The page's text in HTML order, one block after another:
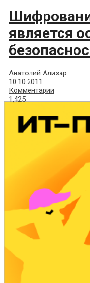
является
Анатолий Ализар
10.10.2011
Комментарии
1,425